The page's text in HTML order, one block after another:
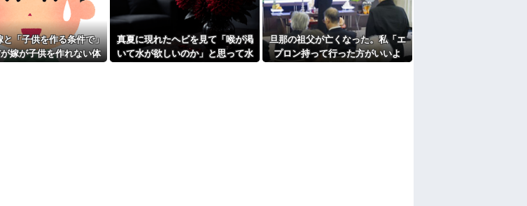
いい、そ
ｗｗｗｗ
鳴らして
)
果
主な税金の成り立ちを調べてみたよ
と「子供を作る条件で」
嫁が子供を作れない体
真夏に現れたヘビを見て「喉が渇
いて水が欲しいのか」と思って水
旦那の祖父が亡くなった。私「エ
プロン持って行った方がいいよ